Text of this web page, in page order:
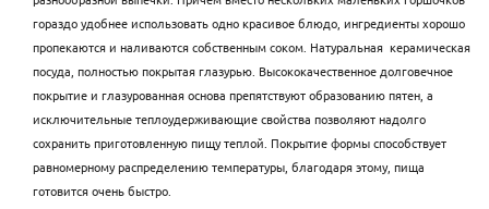
гораздо удобнее использовать одно красивое блюдо, ингредиенты хорошо
пропекаются и наливаются собственным соком. Натуральная керамическая
посуда, полностью покрытая глазурью. Высококачественное долговечное
покрытие и глазурованная основа препятствуют образованию пятен, а
исключительные теплоудерживающие свойства позволяют надолго
сохранить приготовленную пищу теплой. Покрытие формы способствует
равномерному распределению температуры, благодаря этому, пища
готовится очень быстро.